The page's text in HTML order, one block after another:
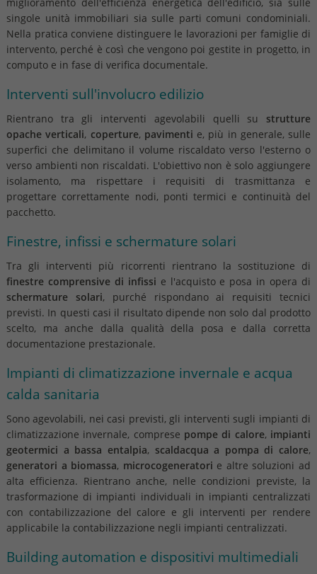
singole unità immobiliari sia sulle parti comuni condominiali.
Nella pratica conviene distinguere le lavorazioni per famiglie di
intervento, perché è così che vengono poi gestite in progetto, in
computo e in fase di verifica documentale.
Interventi sull'involucro edilizio
Rientrano tra gli interventi agevolabili quelli su strutture
opache verticali, coperture, pavimenti e, più in generale, sulle
superfici che delimitano il volume riscaldato verso l'esterno o
verso ambienti non riscaldati. L'obiettivo non è solo aggiungere
isolamento, ma rispettare i requisiti di trasmittanza e
progettare correttamente nodi, ponti termici e continuità del
pacchetto.
Finestre, infissi e schermature solari
Tra gli interventi più ricorrenti rientrano la sostituzione di
finestre comprensive di infissi e l'acquisto e posa in opera di
schermature solari, purché rispondano ai requisiti tecnici
previsti. In questi casi il risultato dipende non solo dal prodotto
scelto, ma anche dalla qualità della posa e dalla corretta
documentazione prestazionale.
Impianti di climatizzazione invernale e acqua
calda sanitaria
Sono agevolabili, nei casi previsti, gli interventi sugli impianti di
climatizzazione invernale, comprese pompe di calore, impianti
geotermici a bassa entalpia, scaldacqua a pompa di calore,
generatori a biomassa, microcogeneratori e altre soluzioni ad
alta efficienza. Rientrano anche, nelle condizioni previste, la
trasformazione di impianti individuali in impianti centralizzati
con contabilizzazione del calore e gli interventi per rendere
applicabile la contabilizzazione negli impianti centralizzati.
Building automation e dispositivi multimediali